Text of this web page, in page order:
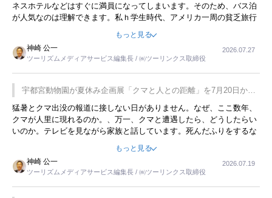
ネスホテルなどはすぐに満員になってしまいます。そのため、バス泊
が人気なのは理解できます。私ｈ学生時代、アメリカ一周の貧乏旅行
用してホテル代を浮かせていました。ただし、若いからできたことで
す。若い人が夜行バスで京都に行った、青森に行ったと聞くと、疲れ
が残らないのかなと思ってしまいます。
もっと見る
神崎 公一
ツーリズムメディアサービス編集長 / ㈱ツーリンクス取締役
2026.07.27
宇都宮動物園が夏休み企画展「クマと人との距離」を7月20日から
開催
猛暑とクマ出没の報道に接しない日がありません。なぜ、ここ数年、
クマが人里に現れるのか。、万一、クマと遭遇したら、どうしたらい
いのか。テレビを見ながら家族と話しています。死んだふりをするな
もっと見る
神崎 公一
ツーリズムメディアサービス編集長 / ㈱ツーリンクス取締役
2026.07.19